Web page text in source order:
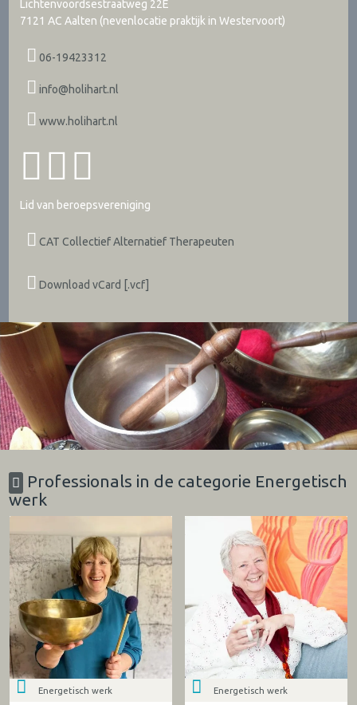
Lichtenvoordsestraatweg 22E
7121 AC Aalten (nevenlocatie praktijk in Westervoort)
06-19423312
info@holihart.nl
www.holihart.nl
Lid van beroepsvereniging
CAT Collectief Alternatief Therapeuten
Download vCard [.vcf]
Professionals in de categorie Energetisch
werk
Energetisch werk Energetisch werk